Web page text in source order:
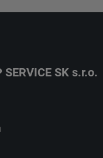
SERVICE SK s.r.o.